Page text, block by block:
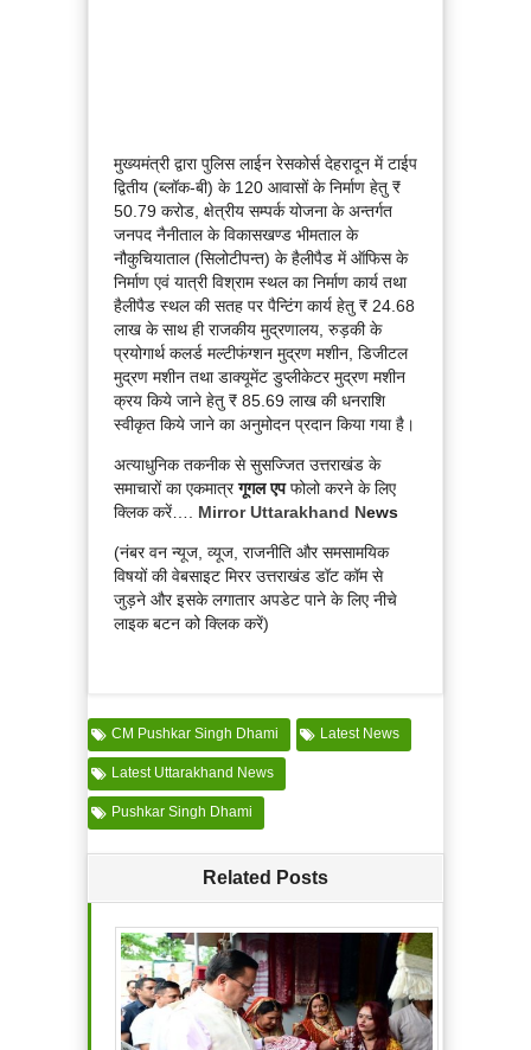
मुख्यमंत्री द्वारा पुलिस लाईन रेसकोर्स देहरादून में टाईप
द्वितीय (ब्लॉक-बी) के 120 आवासों के निर्माण हेतु ₹
50.79 करोड, क्षेत्रीय सम्पर्क योजना के अन्तर्गत
जनपद नैनीताल के विकासखण्ड भीमताल के
नौकुचियाताल (सिलोटीपन्त) के हैलीपैड में ऑफिस के
निर्माण एवं यात्री विश्राम स्थल का निर्माण कार्य तथा
हैलीपैड स्थल की सतह पर पैन्टिंग कार्य हेतु ₹ 24.68
लाख के साथ ही राजकीय मुद्रणालय, रुड़की के
प्रयोगार्थ कलर्ड मल्टीफंग्शन मुद्रण मशीन, डिजीटल
मुद्रण मशीन तथा डाक्यूमेंट डुप्लीकेटर मुद्रण मशीन
क्रय किये जाने हेतु ₹ 85.69 लाख की धनराशि
स्वीकृत किये जाने का अनुमोदन प्रदान किया गया है।
अत्याधुनिक तकनीक से सुसज्जित उत्तराखंड के
समाचारों का एकमात्रगूगल एपफोलो करने के लिए
क्लिक करें…. Mirror Uttarakhand News
(नंबर वन न्यूज, व्यूज, राजनीति और समसामयिक
विषयों की वेबसाइट मिरर उत्तराखंड डॉट कॉम से
जुड़ने और इसके लगातार अपडेट पाने के लिए नीचे
लाइक बटन को क्लिक करें)
CM Pushkar Singh Dhami Latest News
Latest Uttarakhand News
Pushkar Singh Dhami
Related Posts